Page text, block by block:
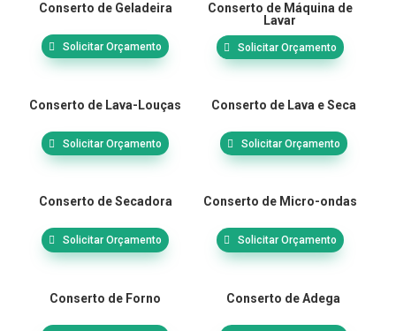
Conserto de Geladeira
Solicitar Orçamento
Conserto de Máquina de
Lavar
Solicitar Orçamento
Conserto de Lava-Louças
Solicitar Orçamento
Conserto de Lava e Seca
Solicitar Orçamento
Conserto de Secadora
Solicitar Orçamento
Conserto de Micro-ondas
Solicitar Orçamento
Conserto de Forno Conserto de Adega